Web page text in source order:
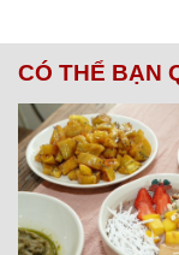
CÓ THỂ BẠN